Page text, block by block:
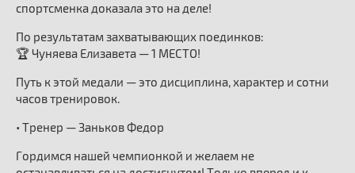
спортсменка доказала это на деле!
По результатам захватывающих поединков:
🏆 Чуняева Елизавета — 1 МЕСТО!
Путь к этой медали — это дисциплина, характер и сотни
часов тренировок.
• Тренер — Заньков Федор
Гордимся нашей чемпионкой и желаем не